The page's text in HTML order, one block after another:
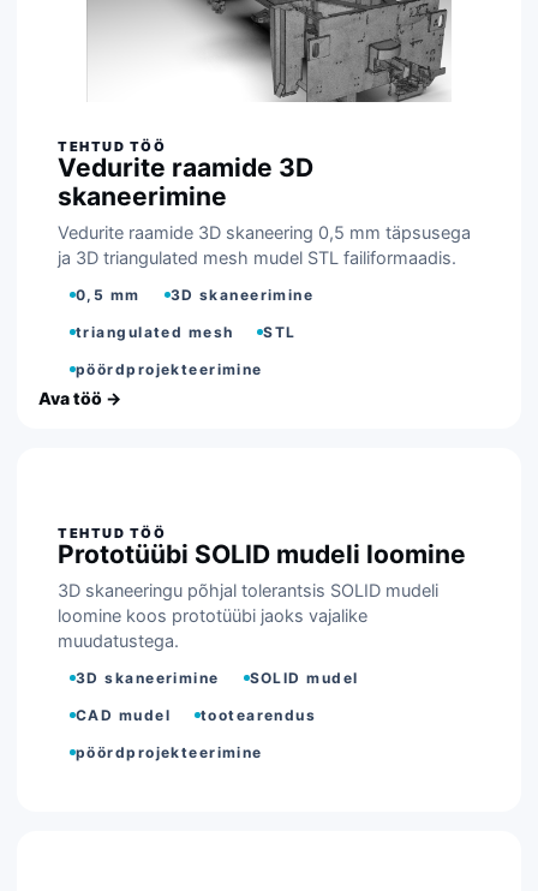
Vedurite raamide 3D
skaneerimine
Vedurite raamide 3D skaneering 0,5 mm täpsusega
ja 3D triangulated mesh mudel STL failiformaadis.
0,5 mm 3D skaneerimine
triangulated mesh STL
pöördprojekteerimine
Prototüübi SOLID mudeli loomine
3D skaneeringu põhjal tolerantsis SOLID mudeli
loomine koos prototüübi jaoks vajalike
muudatustega.
3D skaneerimine SOLID mudel
CAD mudel tootearendus
pöördprojekteerimine